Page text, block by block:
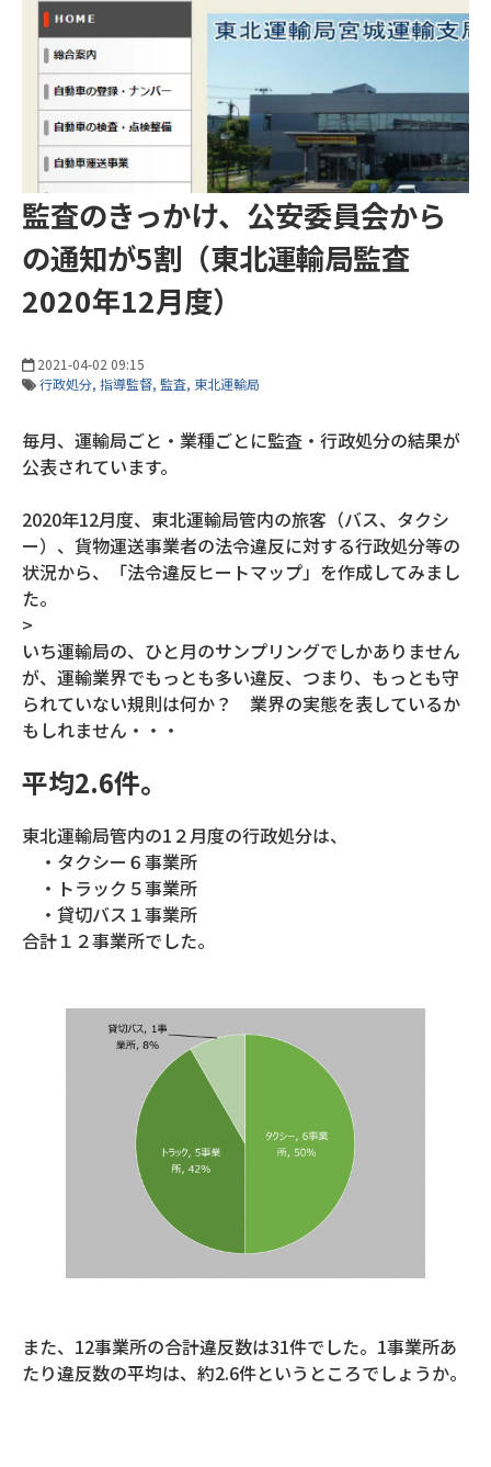
監査のきっかけ、公安委員会から
の通知が5割（東北運輸局監査
2020年12月度）
2021-04-02 09:15
行政処分 指導監督 監査 東北運輸局
毎月、運輸局ごと・業種ごとに監査・行政処分の結果が
公表されています。
2020年12月度、東北運輸局管内の旅客（バス、タクシ
ー）、貨物運送事業者の法令違反に対する行政処分等の
状況から、「法令違反ヒートマップ」を作成してみまし
た。
>
いち運輸局の、ひと月のサンプリングでしかありません
が、運輸業界でもっとも多い違反、つまり、もっとも守
られていない規則は何か？ 業界の実態を表しているか
もしれません・・・
平均2.6件。
東北運輸局管内の1２月度の行政処分は、
・タクシー６事業所
・トラック５事業所
・貸切バス１事業所
合計１２事業所でした。
また、12事業所の合計違反数は31件でした。1事業所あ
たり違反数の平均は、約2.6件というところでしょうか。